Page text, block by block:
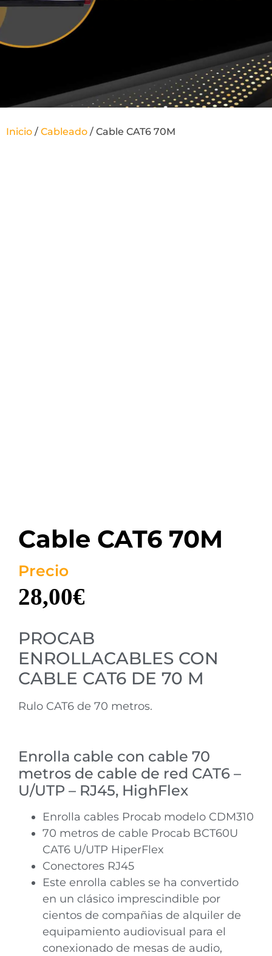
Inicio / Cableado / Cable CAT6 70M
Cable CAT6 70M
Precio
28,00€
PROCAB
ENROLLACABLES CON
CABLE CAT6 DE 70 M
Rulo CAT6 de 70 metros.
Enrolla cable con cable 70
metros de cable de red CAT6 –
U/UTP – RJ45, HighFlex
Enrolla cables Procab modelo CDM310
70 metros de cable Procab BCT60U
CAT6 U/UTP HiperFlex
Conectores RJ45
Este enrolla cables se ha convertido
en un clásico imprescindible por
cientos de compañias de alquiler de
equipamiento audiovisual para el
conexionado de mesas de audio,